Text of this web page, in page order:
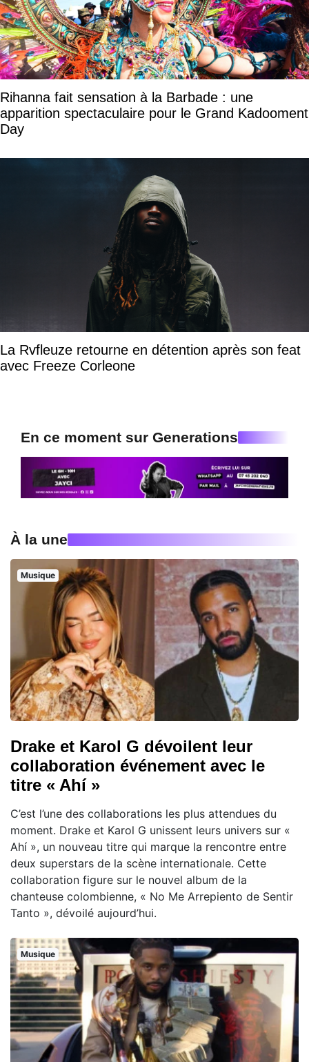
Rihanna fait sensation à la Barbade : une
apparition spectaculaire pour le Grand Kadooment
Day
La Rvfleuze retourne en détention après son feat
avec Freeze Corleone
En ce moment sur Generations
À la une
Musique
Drake et Karol G dévoilent leur
collaboration événement avec le
titre « Ahí »
C’est l’une des collaborations les plus attendues du
moment. Drake et Karol G unissent leurs univers sur «
Ahí », un nouveau titre qui marque la rencontre entre
deux superstars de la scène internationale. Cette
collaboration figure sur le nouvel album de la
chanteuse colombienne, « No Me Arrepiento de Sentir
Tanto », dévoilé aujourd’hui.
Musique